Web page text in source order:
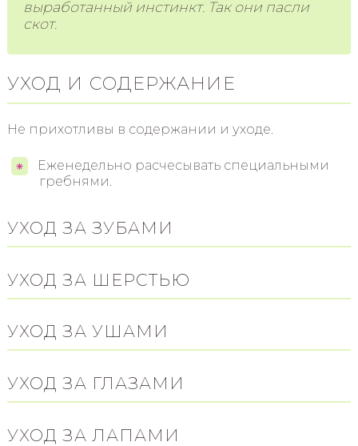
выработанный инстинкт. Так они пасли
скот.
УХОД И СОДЕРЖАНИЕ
Не прихотливы в содержании и уходе.
Еженедельно расчесывать специальными
гребнями.
УХОД ЗА ЗУБАМИ
УХОД ЗА ШЕРСТЬЮ
УХОД ЗА УШАМИ
УХОД ЗА ГЛАЗАМИ
УХОД ЗА ЛАПАМИ